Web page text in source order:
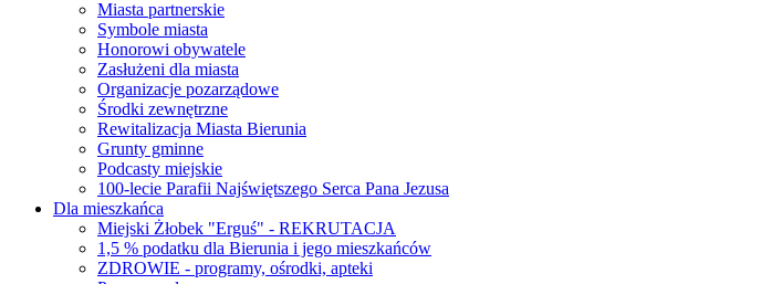
Miasta partnerskie
Symbole miasta
Honorowi obywatele
Zasłużeni dla miasta
Organizacje pozarządowe
Środki zewnętrzne
Rewitalizacja Miasta Bierunia
Grunty gminne
Podcasty miejskie
100-lecie Parafii Najświętszego Serca Pana Jezusa
Dla mieszkańca
Miejski Żłobek "Erguś" - REKRUTACJA
1,5 % podatku dla Bierunia i jego mieszkańców
ZDROWIE - programy, ośrodki, apteki